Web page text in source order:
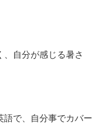
、自分が感じる暑さ
で、自分事でカバー